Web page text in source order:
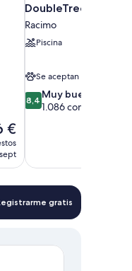
€
DoubleTree by
Racimo
Piscina
Se aceptan mascotas
8.4
sobre
1.086 comentarios
8,4Muy bueno
1.086 comentarios
gratis